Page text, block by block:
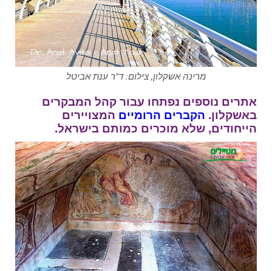
מרינה אשקלון, צילום: ד"ר ענת אביטל
אתרים נוספים נפתחו עבור קהל המבקרים
באשקלון. הקברים הרומיים המצויירים
הייחודים, שלא מוכרים כמותם בישראל.